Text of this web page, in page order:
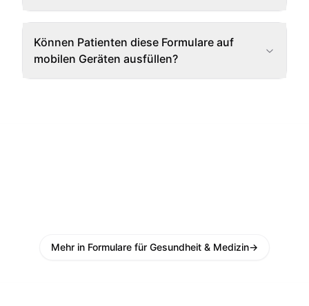
Können Patienten diese Formulare auf
mobilen Geräten ausfüllen?
Mehr in Formulare für Gesundheit & Medizin→